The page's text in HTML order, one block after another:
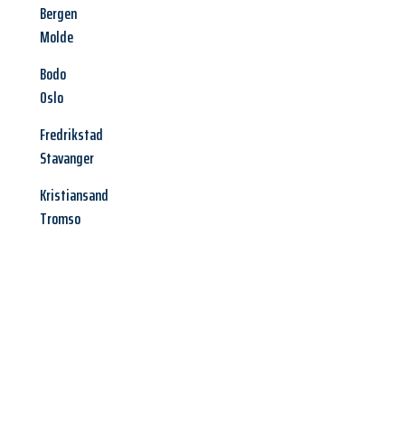
Bergen
Molde
Bodo
Oslo
Fredrikstad
Stavanger
Kristiansand
Tromso